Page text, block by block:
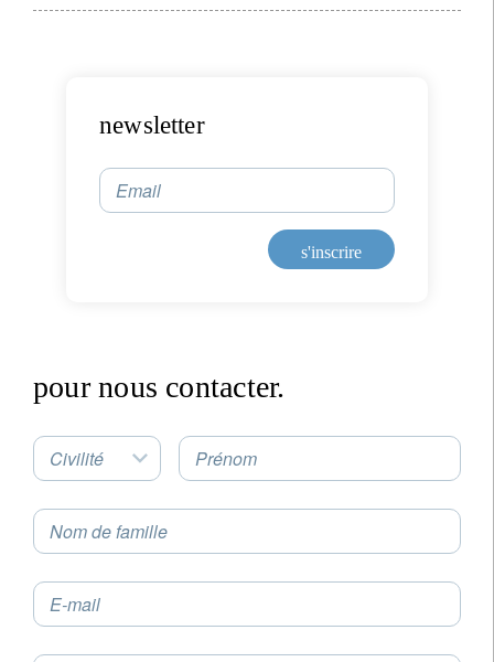
newsletter
Email
s'inscrire
pour nous contacter.
Civilité Prénom
Nom de famille
E-mail